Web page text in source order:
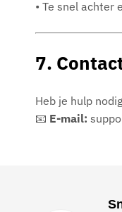
• Te snel
7.
Heb je hulp
📧 E-mail: